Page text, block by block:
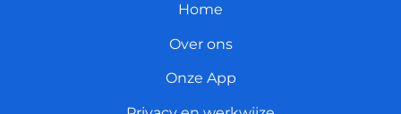
Home
Over ons
Onze App